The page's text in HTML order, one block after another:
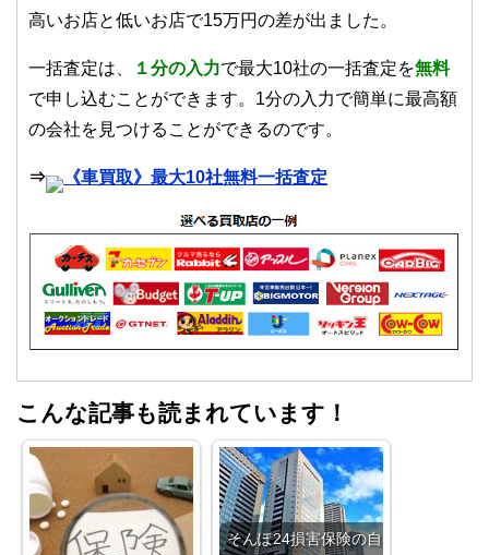
高いお店と低いお店で15万円の差が出ました。
一括査定は、 １分の入力で最大10社の一括査定を無料
で申し込むことができます。1分の入力で簡単に最高額
の会社を見つけることができるのです。
⇒ 《車買取》最大10社無料一括査定
こんな記事も読まれています！
そんぽ24損害保険の自